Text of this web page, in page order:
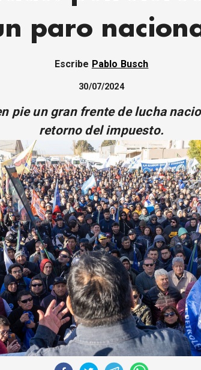
paro
Escribe Pablo Busch
30/07/2024
pie un gran frente de lucha
retorno del impuesto.